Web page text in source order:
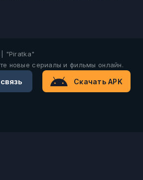
"Piratka"
новые сериалы и фильмы онлайн.
Скачать APK